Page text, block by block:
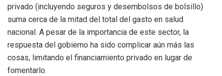
privado (incluyendo seguros y desembolsos de bolsillo)
suma cerca de la mitad del total del gasto en salud
nacional. A pesar de la importancia de este sector, la
respuesta del gobierno ha sido complicar aún más las
cosas, limitando el financiamiento privado en lugar de
fomentarlo.